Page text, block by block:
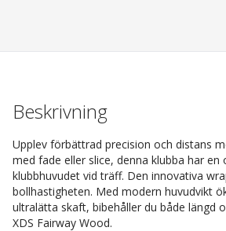
Beskrivning
Upplev förbättrad precision och distans
med fade eller slice, denna klubba har
klubbhuvudet vid träff. Den innovativa
bollhastigheten. Med modern huvudvikt
ultralätta skaft, bibehåller du både längd
XDS Fairway Wood.